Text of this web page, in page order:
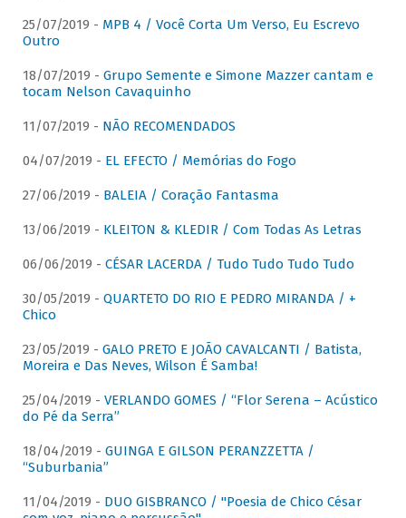
25/07/2019 - MPB 4 / Você Corta Um Verso, Eu Escrevo
Outro
18/07/2019 - Grupo Semente e Simone Mazzer cantam e
tocam Nelson Cavaquinho
11/07/2019 - NÃO RECOMENDADOS
04/07/2019 - EL EFECTO / Memórias do Fogo
27/06/2019 - BALEIA / Coração Fantasma
13/06/2019 - KLEITON & KLEDIR / Com Todas As Letras
06/06/2019 - CÉSAR LACERDA / Tudo Tudo Tudo Tudo
30/05/2019 - QUARTETO DO RIO E PEDRO MIRANDA / +
Chico
23/05/2019 - GALO PRETO E JOÃO CAVALCANTI / Batista,
Moreira e Das Neves, Wilson É Samba!
25/04/2019 - VERLANDO GOMES / “Flor Serena – Acústico
do Pé da Serra”
18/04/2019 - GUINGA E GILSON PERANZZETTA /
“Suburbania”
11/04/2019 - DUO GISBRANCO / "Poesia de Chico César